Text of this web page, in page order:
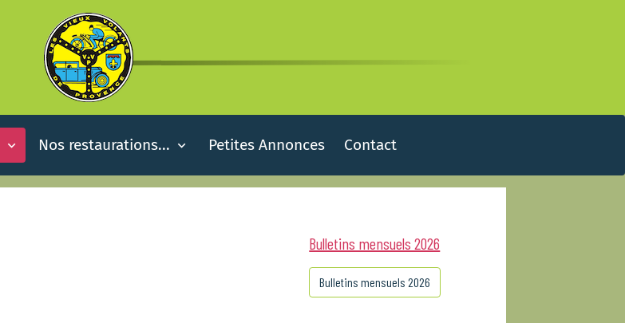
Nos restaurations... Petites Annonces Contact
Bulletins mensuels 2026
Bulletins mensuels 2026